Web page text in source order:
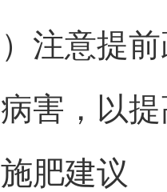
）注意提
害，以
肥建议